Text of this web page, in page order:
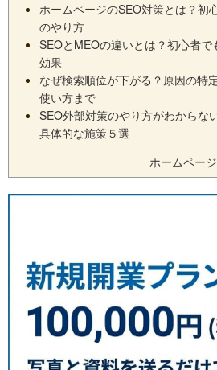
ホームページのSEO対策とは？初
のやり方
SEOとMEOの違いとは？初心者
効果
なぜ検索順位が下がる？原因の特
使い方まで
SEO外部対策のやり方がわからな
具体的な施策５選
ホームペー